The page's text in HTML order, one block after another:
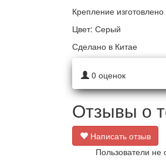
Крепление
Цвет: Серый
Сделано в Китае
0 оценок
Отзывы о
Написать отзыв
Пользователи не